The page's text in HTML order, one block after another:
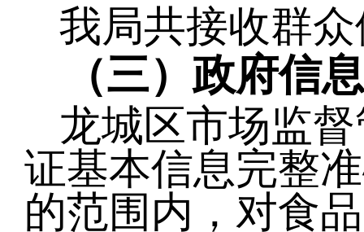
我局共接收群
（三）政府信
龙城 区市场监
证基本信息完整
的范围内，对食品